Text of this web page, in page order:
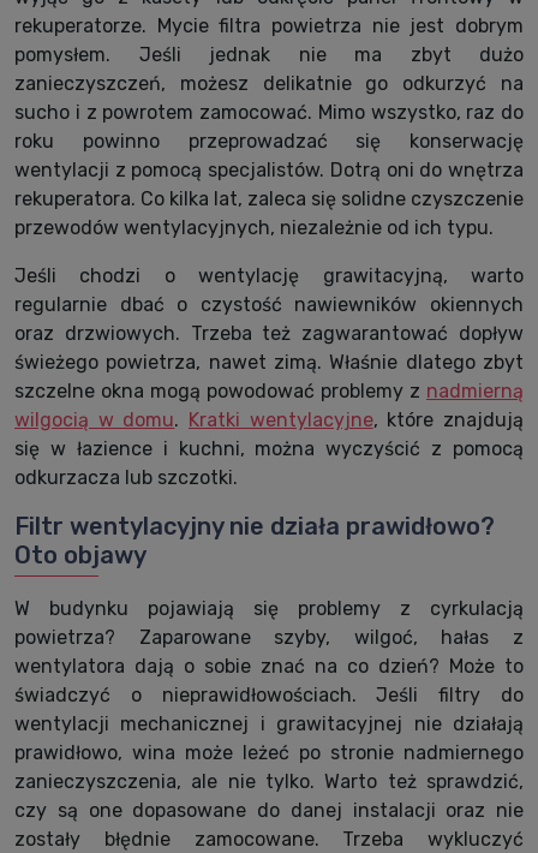
rekuperatorze. Mycie filtra powietrza nie jest dobrym
pomysłem. Jeśli jednak nie ma zbyt dużo
zanieczyszczeń, możesz delikatnie go odkurzyć na
sucho i z powrotem zamocować. Mimo wszystko, raz do
roku powinno przeprowadzać się konserwację
wentylacji z pomocą specjalistów. Dotrą oni do wnętrza
rekuperatora. Co kilka lat, zaleca się solidne czyszczenie
przewodów wentylacyjnych, niezależnie od ich typu.
Jeśli chodzi o wentylację grawitacyjną, warto
regularnie dbać o czystość nawiewników okiennych
oraz drzwiowych. Trzeba też zagwarantować dopływ
świeżego powietrza, nawet zimą. Właśnie dlatego zbyt
szczelne okna mogą powodować problemy z nadmierną
wilgocią w domu. Kratki wentylacyjne, które znajdują
się w łazience i kuchni, można wyczyścić z pomocą
odkurzacza lub szczotki.
Filtr wentylacyjny nie działa prawidłowo?
Oto objawy
W budynku pojawiają się problemy z cyrkulacją
powietrza? Zaparowane szyby, wilgoć, hałas z
wentylatora dają o sobie znać na co dzień? Może to
świadczyć o nieprawidłowościach. Jeśli filtry do
wentylacji mechanicznej i grawitacyjnej nie działają
prawidłowo, wina może leżeć po stronie nadmiernego
zanieczyszczenia, ale nie tylko. Warto też sprawdzić,
czy są one dopasowane do danej instalacji oraz nie
zostały błędnie zamocowane. Trzeba wykluczyć